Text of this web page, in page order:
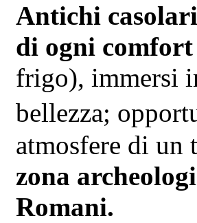
Antichi
di ogni comfort
frigo), immersi
bellezza;
atmosfere di un
zona
Romani.